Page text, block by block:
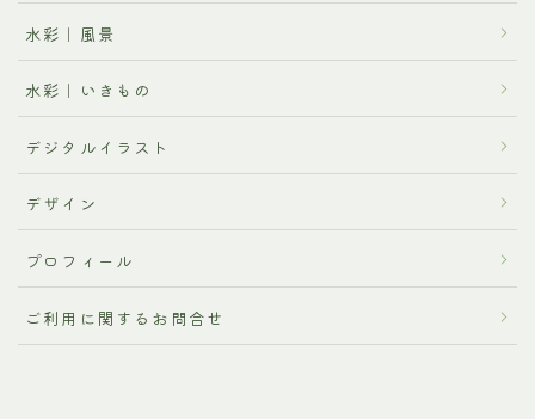
水彩｜風景
水彩｜いきもの
デジタルイラスト
デザイン
プロフィール
ご利用に関するお問合せ